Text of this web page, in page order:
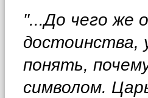
"...До чего же
достоинства,
понять,
символом.